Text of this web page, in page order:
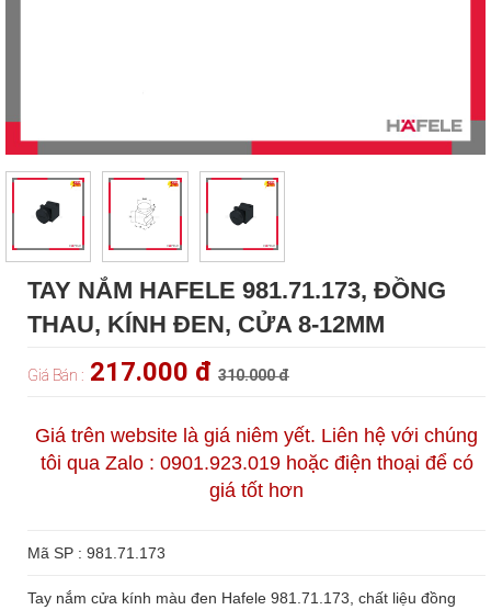
TAY NẮM HAFELE 981.71.173, ĐỒNG
THAU, KÍNH ĐEN, CỬA 8-12MM
Giá Bán : 217.000 đ 310.000 đ
Giá trên website là giá niêm yết. Liên hệ với chúng
tôi qua Zalo : 0901.923.019 hoặc điện thoại để có
giá tốt hơn
Mã SP : 981.71.173
Tay nắm cửa kính màu đen Hafele 981.71.173, chất liệu đồng